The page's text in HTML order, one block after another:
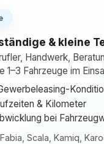
& kleine
Handwerk,
1–3 Fahrzeuge im
& Kilometer
bei
Scala, Kamiq,